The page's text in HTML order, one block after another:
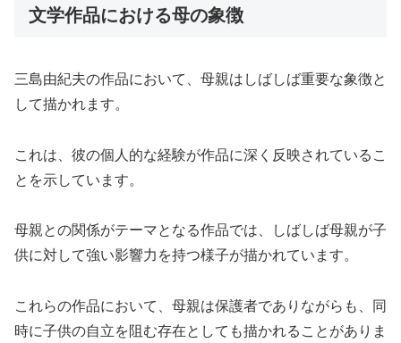
文学作品における母の象徴
三島由紀夫の作品において、母親はしばしば重要な象徴と
して描かれます。
これは、彼の個人的な経験が作品に深く反映されているこ
とを示しています。
母親との関係がテーマとなる作品では、しばしば母親が子
供に対して強い影響力を持つ様子が描かれています。
これらの作品において、母親は保護者でありながらも、同
時に子供の自立を阻む存在としても描かれることがありま